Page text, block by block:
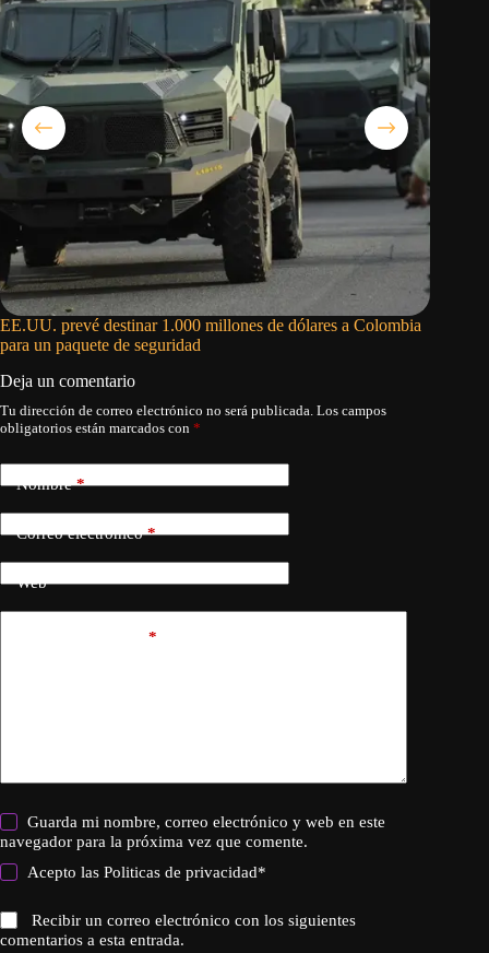
EE.UU. prevé destinar 1.000 millones de dólares a Colombia
para un paquete de seguridad
Deja un comentario
Tu dirección de correo electrónico no será publicada. Los campos
obligatorios están marcados con *
Nombre*
Correo electrónico*
Web
*
Guarda mi nombre, correo electrónico y web en este
navegador para la próxima vez que comente.
Acepto lasPoliticas de privacidad*
Recibir un correo electrónico con los siguientes
comentarios a esta entrada.